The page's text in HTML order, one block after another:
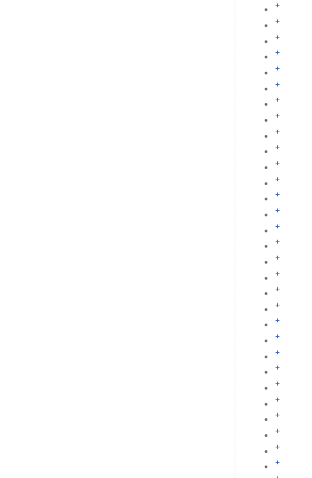
+
+
+
+
+
+
+
+
+
+
+
+
+
+
+
+
+
+
+
+
+
+
+
+
+
+
+
+
+
+